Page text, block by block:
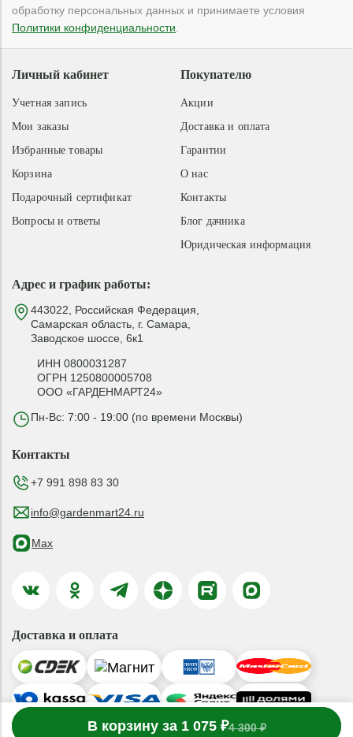
В корзину за 1 075 ₽4 300 ₽
1 товар в корзине
обработку персональных данных и принимаете условия
Политики конфиденциальности
Адрес и график работы:
443022, Российская Федерация,
Самарская область, г. Самара,
Заводское шоссе, 6к1
ИНН 0800031287
ОГРН 1250800005708
ООО «ГАРДЕНМАРТ24»
Пн-Вс: 7:00 - 19:00 (по времени Москвы)
Покупателю
Акции
Доставка и оплата
Гарантии
О нас
Контакты
Блог дачника
Юридическая информация
Личный кабинет
Учетная запись
Мои заказы
Избранные товары
Корзина
Подарочный сертификат
Вопросы и ответы
Контакты
+7 991 898 83 30
info@gardenmart24.ru
Max
Доставка и оплата
© 2019-2026 ООО «ГАРДЕНМАРТ24»